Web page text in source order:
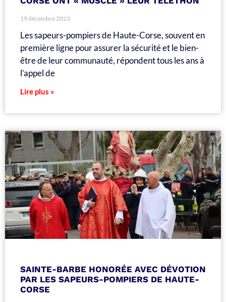
19 décembre 2023
Les sapeurs-pompiers de Haute-Corse, souvent en
première ligne pour assurer la sécurité et le bien-
être de leur communauté, répondent tous les ans à
l’appel de
Lire plus »
SAINTE-BARBE HONORÉE AVEC DÉVOTION
PAR LES SAPEURS-POMPIERS DE HAUTE-
CORSE